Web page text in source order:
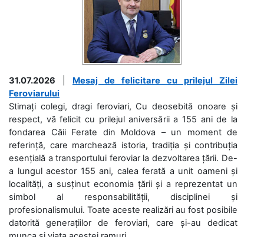
31.07.2026
Mesaj de felicitare cu prilejul Zilei
Feroviarului
Stimați colegi, dragi feroviari, Cu deosebită onoare și
respect, vă felicit cu prilejul aniversării a 155 ani de la
fondarea Căii Ferate din Moldova – un moment de
referință, care marchează istoria, tradiția și contribuția
esențială a transportului feroviar la dezvoltarea țării. De-
a lungul acestor 155 ani, calea ferată a unit oameni și
localități, a susținut economia țării și a reprezentat un
simbol al responsabilității, disciplinei și
profesionalismului. Toate aceste realizări au fost posibile
datorită generațiilor de feroviari, care și-au dedicat